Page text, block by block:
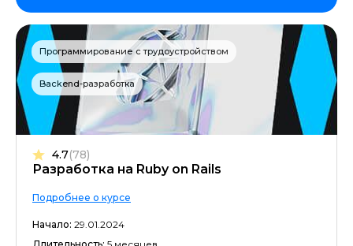
Программирование с трудоустройством
Backend-разработка
Разработка на Ruby on Rails
4.7(78)
Подробнее о курсе
Начало: 29.01.2024